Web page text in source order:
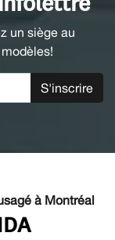
un siège au
S'inscrire
à Montréal